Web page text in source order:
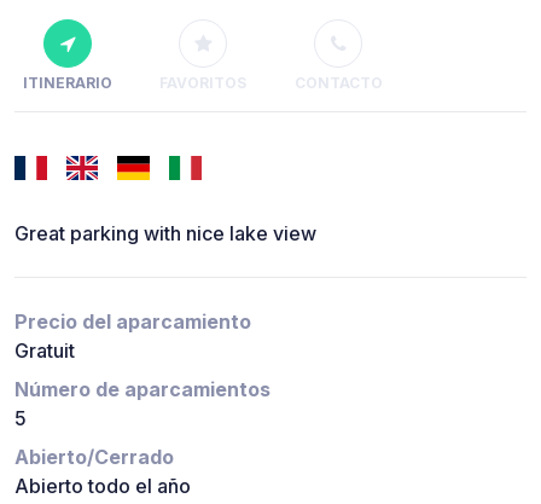
ITINERARIO FAVORITOS CONTACTO
Great parking with nice lake view
Precio del aparcamiento
Gratuit
Número de aparcamientos
5
Abierto/Cerrado
Abierto todo el año